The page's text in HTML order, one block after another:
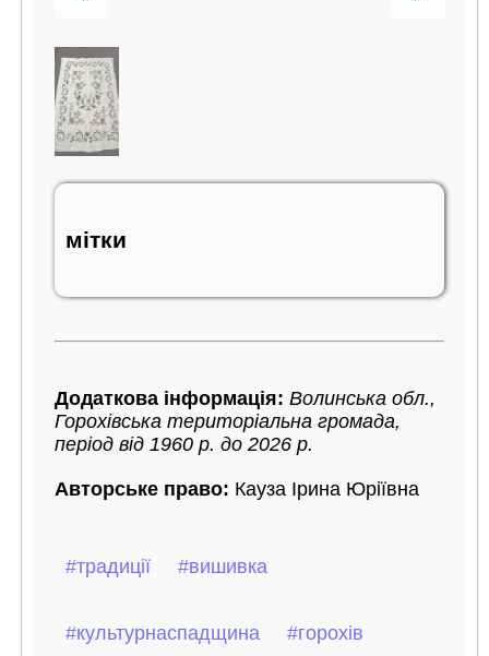
мітки
Додаткова інформація: Волинська обл.,
Горохівська територіальна громада,
період від 1960 р. до 2026 р.
Авторське право: Кауза Ірина Юріївна
#традиції #вишивка
#культурнаспадщина #горохів